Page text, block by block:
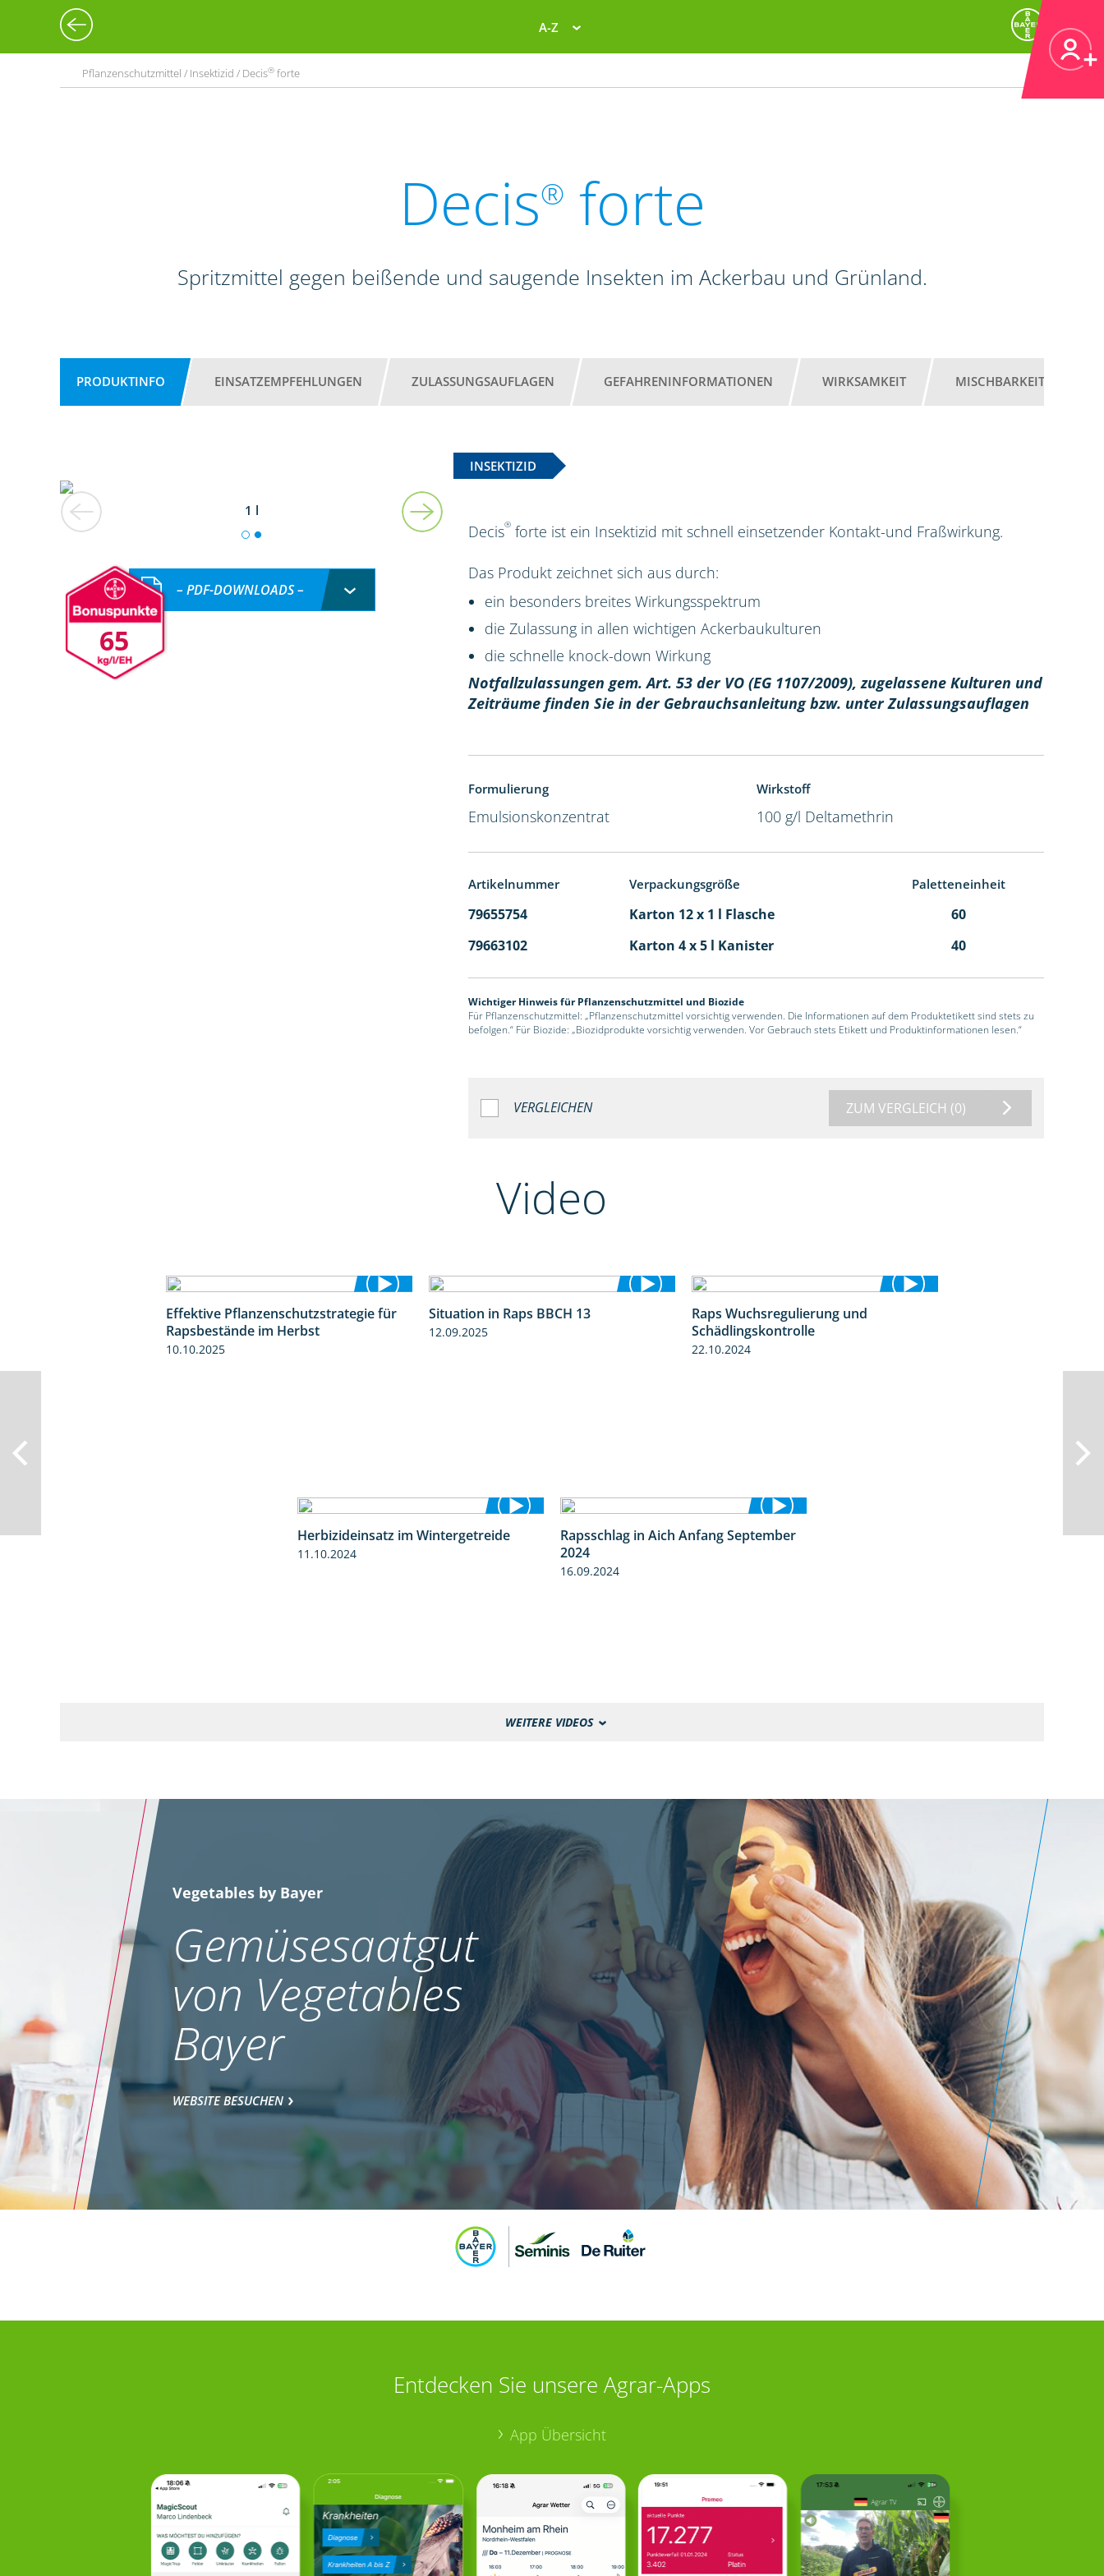
A-Z
Pflanzenschutzmittel / Insektizid / Decis® forte
Decis® forte
Spritzmittel gegen beißende und saugende Insekten im Ackerbau und Grünland.
PRODUKTINFO EINSATZEMPFEHLUNGEN ZULASSUNGSAUFLAGEN GEFAHRENINFORMATIONEN WIRKSAMKEIT MISCHBARKEIT
INSEKTIZID
1 l
65
– PDF-DOWNLOADS –
Decis® forte ist ein Insektizid mit schnell einsetzender Kontakt-und Fraßwirkung.
Das Produkt zeichnet sich aus durch:
ein besonders breites Wirkungsspektrum
die Zulassung in allen wichtigen Ackerbaukulturen
die schnelle knock-down Wirkung
Notfallzulassungen gem. Art. 53 der VO (EG 1107/2009), zugelassene Kulturen und
Zeiträume finden Sie in der Gebrauchsanleitung bzw. unter Zulassungsauflagen
Formulierung
Emulsionskonzentrat
Wirkstoff
100 g/l Deltamethrin
Artikelnummer Verpackungsgröße Paletteneinheit
79655754 Karton 12 x 1 l Flasche
60
79663102
Karton 4 x 5 l Kanister 40
Wichtiger Hinweis für Pflanzenschutzmittel und Biozide
Für Pflanzenschutzmittel: „Pflanzenschutzmittel vorsichtig verwenden. Die Informationen auf dem Produktetikett sind stets zu
befolgen.“ Für Biozide: „Biozidprodukte vorsichtig verwenden. Vor Gebrauch stets Etikett und Produktinformationen lesen.“
VERGLEICHEN ZUM VERGLEICH (0)
Video
3:01
Effektive Pflanzenschutzstrategie für
Rapsbestände im Herbst
10.10.2025
Situation in Raps BBCH 13
12.09.2025
Raps Wuchsregulierung und
Schädlingskontrolle
22.10.2024
2:32
Herbizideinsatz im Wintergetreide
11.10.2024
1:50
Rapsschlag in Aich Anfang September
2024
16.09.2024
WEITERE VIDEOS
Vegetables by Bayer
Gemüsesaatgut
von Vegetables
Bayer
WEBSITE BESUCHEN
Entdecken Sie unsere Agrar-Apps
App Übersicht